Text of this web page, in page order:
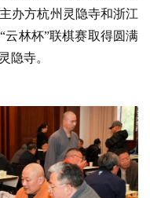
办方杭州灵隐寺和浙江
“云林杯”联棋赛取得圆满
隐寺。